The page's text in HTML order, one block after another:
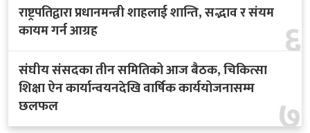
६
राष्ट्रपतिद्वारा प्रधानमन्त्री शाहलाई शान्ति, सद्भाव र संयम
कायम गर्न आग्रह
७
संघीय संसदका तीन समितिको आज बैठक, चिकित्सा
शिक्षा ऐन कार्यान्वयनदेखि वार्षिक कार्ययोजनासम्म
छलफल